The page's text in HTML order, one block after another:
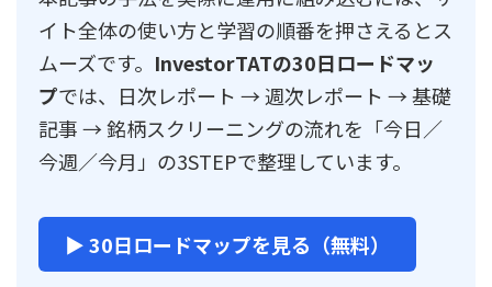
イト全体の使い方と学習の順番を押さえるとス
ムーズです。 InvestorTATの30日ロードマッ
プでは、日次レポート → 週次レポート → 基礎
記事 → 銘柄スクリーニングの流れを「今日／
今週／今月」の3STEPで整理しています。
▶ 30日ロードマップを見る（無料）